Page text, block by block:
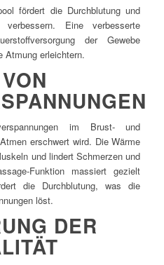
fördert die Durchblutung und
Eine verbesserte
der Gewebe
Atmung erleichtern.
im Brust- und
erschwert wird. Die Wärme
und lindert Schmerzen und
Funktion massiert gezielt
die Durchblutung, was die
löst.
DER